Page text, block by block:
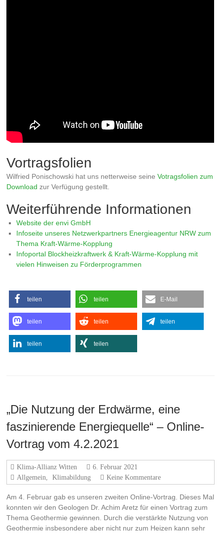
Vortragsfolien
Wilfried Ponischowski hat uns netterweise seineVotragsfolien zum
Download zur Verfügung gestellt.
Weiterführende Informationen
Website der envi GmbH
Infoseite unseres Netzwerkpartners Energieagentur NRW zum
Thema Kraft-Wärme-Kopplung
Infoportal Blockheizkraftwerk & Kraft-Wärme-Kopplung mit
vielen Hinweisen zu Förderprogrammen
teilen teilen E-Mail
teilen teilen teilen
teilen teilen
„Die Nutzung der Erdwärme, eine
faszinierende Energiequelle“ – Online-
Vortrag vom 4.2.2021
Klima-Allianz Witten
6. Februar 2021
Allgemein, Klimabildung Keine Kommentare
Am 4. Februar gab es unseren zweiten Online-Vortrag. Dieses Mal
konnten wir den Geologen Dr. Achim Aretz für einen Vortrag zum
Thema Geothermie gewinnen. Durch die verstärkte Nutzung von
Geothermie insbesondere aber nicht nur zum Heizen kann sehr